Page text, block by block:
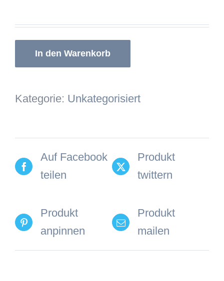
In den Warenkorb
Kategorie: Unkategorisiert
Auf Facebook
teilen
Produkt
twittern
Produkt
anpinnen
Produkt
mailen